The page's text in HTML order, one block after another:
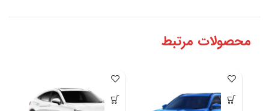
محصولات مرتبط